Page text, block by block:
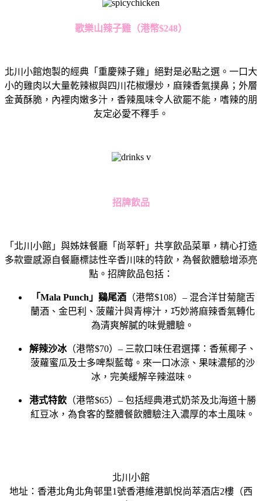
歌樂山辣子雞（港幣$248）
北川小館炮製的經典「重慶辣子雞」絕對是必點之選。一口大
小的雞肉以大量乾辣椒與四川花椒爆炒，麻辣香氣撲鼻；外層
金黃酥脆，內裡肉嫩多汁，香辣風味令人欲罷不能，嗜辣的朋
友定必愛不釋手。
招牌飲品
「北川小館」與姊妹餐廳「尚萃軒」共享飲品菜單，精心打造
多款靈感源自餐廳標誌性辛香川味的特飲，為餐飲體驗增添亮
點。招牌飲品包括：
「Mala Punch 」鷄尾酒（港幣$108）– 混合洋甘菊龍舌
蘭酒、金巴利、菠蘿汁與青檸汁，巧妙將麻辣香氣轉化
為清爽解膩的味覺體驗。
解辣沙冰（港幣$70）– 三款口味任君選擇：香蕉椰子、
菠蘿蜜瓜及士多啤梨藍莓。來一口冰涼、果味濃郁的沙
冰，完美緩解辛辣滋味。
港式特飲 （港幣$65）– 包括經典港式奶茶及北海道十勝
紅豆冰，為食客的整體餐飲體驗注入濃厚的本土風味。
北川小館
地址：香港北角北角邨里1號香港維港凱悅尚萃酒店2樓（西